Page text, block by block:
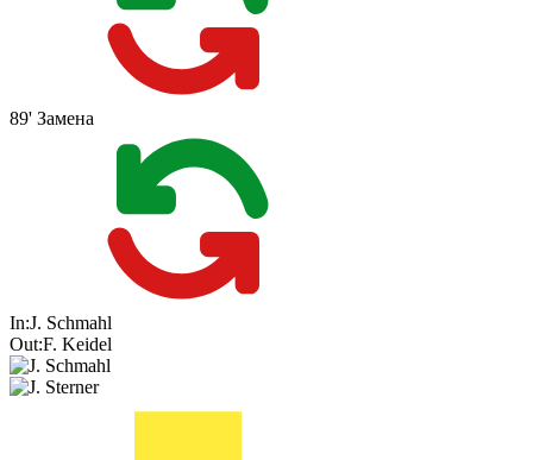
89' Замена
In:J. Schmahl
Out:F. Keidel